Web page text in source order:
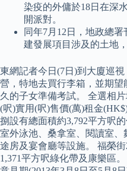
染疫的外傭於18日在深
開派對。
同年7月12日，地政總
建發展項目涉及的土地
東網記者今日(7日)到大廈巡
營，特地去買行李箱，並期
久的子女準備考試。 全選相
(呎)實用(呎)售價(萬)租金
捌設有總面積約3,792平方呎
室外泳池、桑拿室、閱讀室、
途房及宴會廳等設施。 福榮
1,371平方呎綠化帶及康樂區